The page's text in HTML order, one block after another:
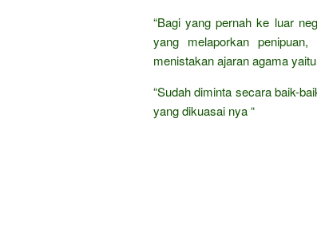
“Bagi yang pernah ke luar
yang melaporkan
menistakan ajaran agama
“Sudah diminta secara baik-
yang dikuasai nya “